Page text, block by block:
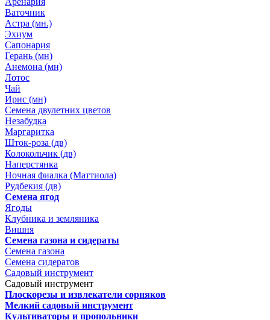
Ваточник
Астра (мн.)
Эхиум
Сапонария
Герань (мн)
Анемона (мн)
Лотос
Чай
Ирис (мн)
Семена двулетних цветов
Незабудка
Маргаритка
Шток-роза (дв)
Колокольчик (дв)
Наперстянка
Ночная фиалка (Маттиола)
Рудбекия (дв)
Семена ягод
Ягоды
Клубника и земляника
Вишня
Семена газона и сидераты
Семена газона
Семена сидератов
Садовый инструмент
Садовый инструмент
Плоскорезы и извлекатели сорняков
Мелкий садовый инструмент
Культиваторы и пропольники